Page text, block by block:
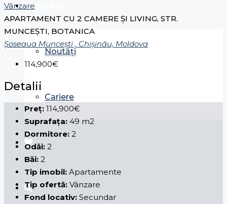
Despre noi
Noutăți
Cariere
Vânzare
APARTAMENT CU 2 CAMERE ȘI LIVING, STR.
MUNCEȘTI, BOTANICA
Șoseaua Muncești , Chișinău, Moldova
114,900€
Detalii
Preț: 114,900€
Suprafața: 49 m2
Dormitore: 2
Odăi: 2
Băi: 2
Tip imobil: Apartamente
Tip ofertă: Vânzare
Fond locativ: Secundar